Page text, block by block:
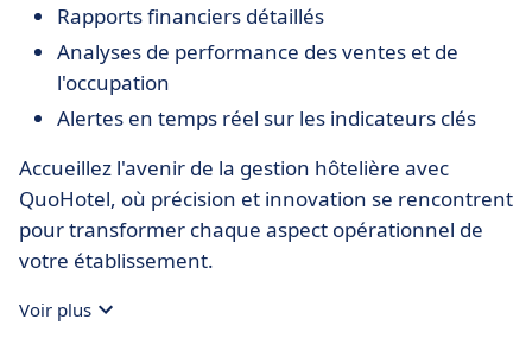
Rapports financiers détaillés
Analyses de performance des ventes et de
l'occupation
Alertes en temps réel sur les indicateurs clés
Accueillez l'avenir de la gestion hôtelière avec
QuoHotel, où précision et innovation se rencontrent
pour transformer chaque aspect opérationnel de
votre établissement.
Voir plus